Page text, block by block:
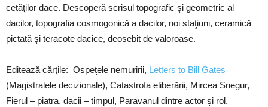
cetăţilor dace. Descoperă scrisul topografic şi geometric al
dacilor, topografia cosmogonică a dacilor, noi staţiuni, ceramică
pictată şi teracote dacice, deosebit de valoroase.
Editează cărţile: Ospeţele nemuririi, Letters to Bill Gates
(Magistralele decizionale), Catastrofa eliberării, Mircea Snegur,
Fierul – piatra, dacii – timpul, Paravanul dintre actor şi rol,